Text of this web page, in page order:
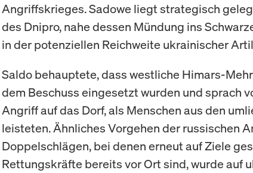
Angriffskrieges. Sadowe liegt strategisch
des Dnipro, nahe dessen Mündung ins
in der potenziellen Reichweite ukrainischer
Saldo behauptete, dass westliche Himars-
dem Beschuss eingesetzt wurden und sprach
Angriff auf das Dorf, als Menschen aus den
leisteten. Ähnliches Vorgehen der russischen
Doppelschlägen, bei denen erneut auf Ziele
Rettungskräfte bereits vor Ort sind, wurde auf